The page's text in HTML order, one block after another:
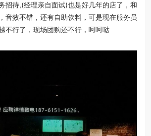
招待,(经理亲自面试)也是好几年的店了，和
音效不错，还有自助饮料，可是现在服务员
不行了，现场团购还不行，呵呵哒